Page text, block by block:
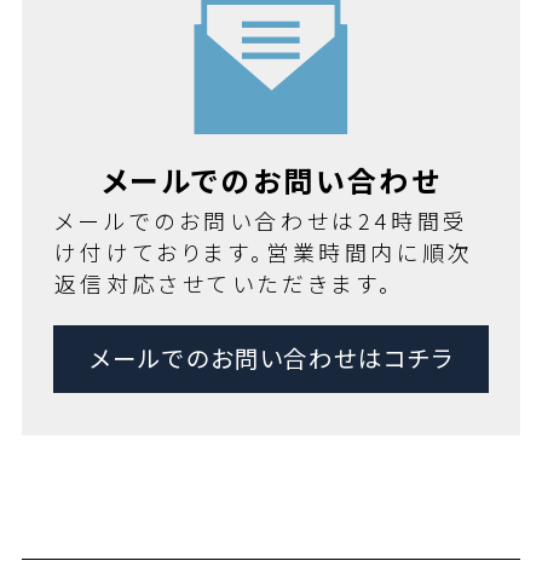
メールでのお問い合わせ
メールでのお問い合わせは24時間受
け付けております。営業時間内に順次
返信対応させていただきます。
メールでのお問い合わせはコチラ